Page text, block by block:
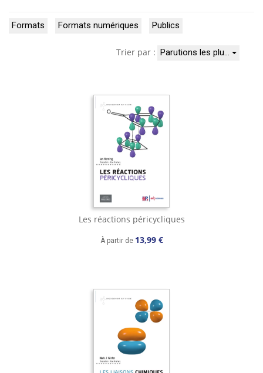
Formats Formats numériques Publics
Trier par : Parutions les plu…
Les réactions péricycliques
À partir de 13,99 €